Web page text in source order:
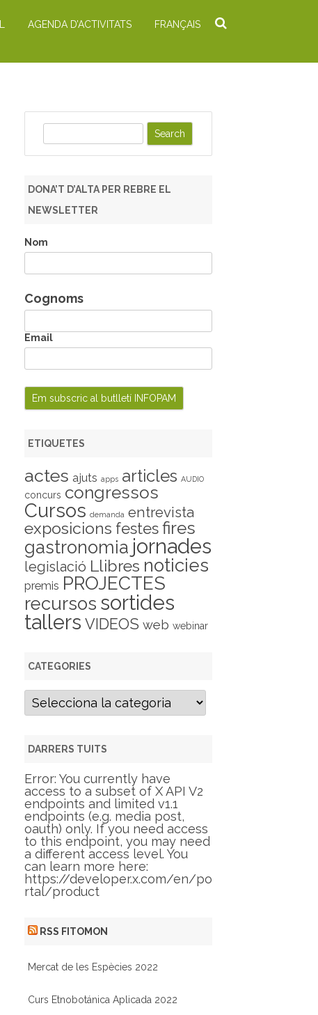
AGENDA D’ACTIVITATS FRANÇAIS
h
DONA’T D’ALTA PER REBRE EL
NEWSLETTER
Nom
Cognoms
Email
ETIQUETES
actes ajuts apps articles AUDIO
concurs congressos
Cursos demanda entrevista
exposicions festes fires
gastronomia jornades
legislació Llibres noticies
premis PROJECTES
recursos sortides
tallers VIDEOS web webinar
CATEGORIES
C
g
r
i
e
s
DARRERS TUITS
Error: You currently have
access to a subset of X API V2
endpoints and limited v1.1
endpoints (e.g. media post,
oauth) only. If you need access
to this endpoint, you may need
a different access level. You
can learn more here:
https://developer.x.com/en/po
rtal/product
RSS FITOMON
Mercat de les Espècies 2022
Curs Etnobotánica Aplicada 2022